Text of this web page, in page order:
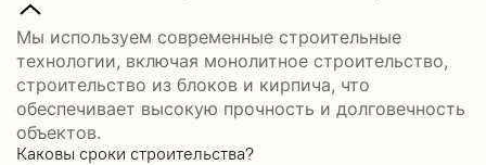
Мы используем современные строительные
технологии, включая монолитное строительство,
строительство из блоков и кирпича, что
обеспечивает высокую прочность и долговечность
объектов.
Каковы сроки строительства?